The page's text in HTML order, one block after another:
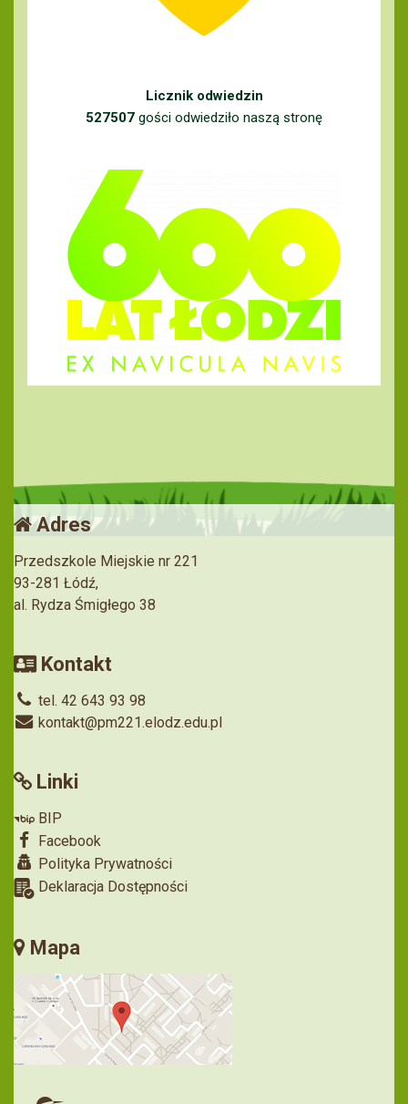
Licznik odwiedzin
527507 gości odwiedziło naszą stronę
Adres
Przedszkole Miejskie nr 221
93-281 Łódź,
al. Rydza Śmigłego 38
Kontakt
tel. 42 643 93 98
kontakt@pm221.elodz.edu.pl
Linki
BIP
Facebook
Polityka Prywatności
Deklaracja Dostępności
Mapa